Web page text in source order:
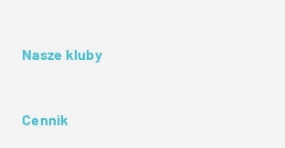
Nasze kluby
Cennik